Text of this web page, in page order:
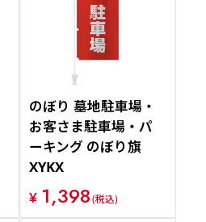
のぼり 墓地駐車場・
お客さま駐車場・パ
ーキング のぼり旗
XYKX
¥ 1,398(税込)